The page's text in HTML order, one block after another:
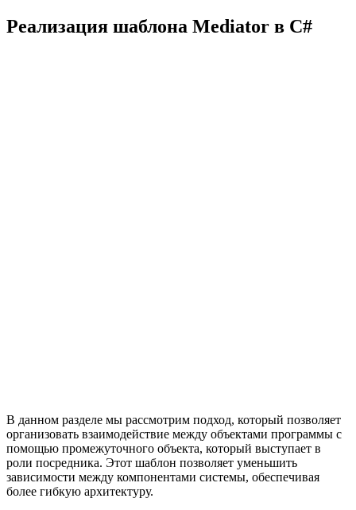
Реализация шаблона Mediator в C#
В данном разделе мы рассмотрим подход, который позволяет
организовать взаимодействие между объектами программы с
помощью промежуточного объекта, который выступает в
роли посредника. Этот шаблон позволяет уменьшить
зависимости между компонентами системы, обеспечивая
более гибкую архитектуру.